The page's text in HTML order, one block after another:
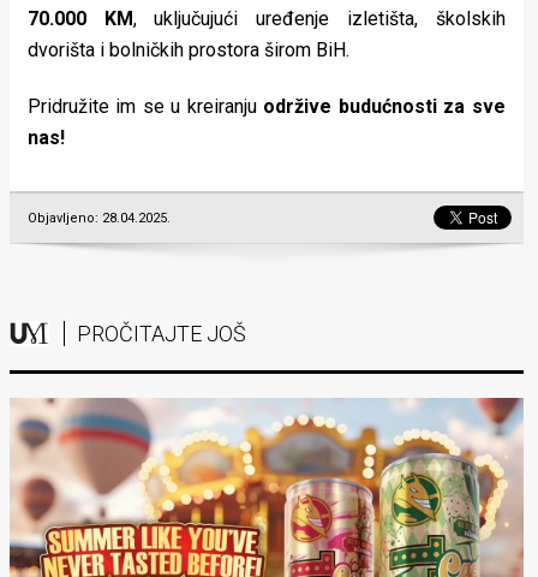
70.000 KM, uključujući uređenje izletišta, školskih
dvorišta i bolničkih prostora širom BiH.
Pridružite im se u kreiranju održive budućnosti za sve
nas!
Objavljeno: 28.04.2025.
PROČITAJTE JOŠ